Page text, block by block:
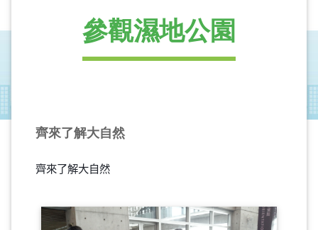
參觀濕地公園
齊來了解大自然
齊來了解大自然